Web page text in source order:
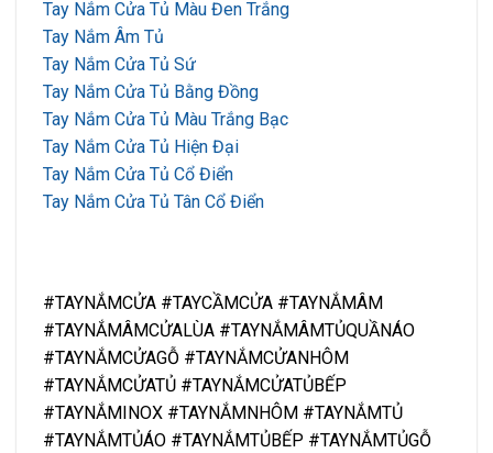
Tay Nắm Cửa Tủ Màu Đen Trắng
Tay Nắm Âm Tủ
Tay Nắm Cửa Tủ Sứ
Tay Nắm Cửa Tủ Bằng Đồng
Tay Nắm Cửa Tủ Màu Trắng Bạc
Tay Nắm Cửa Tủ Hiện Đại
Tay Nắm Cửa Tủ Cổ Điển
Tay Nắm Cửa Tủ Tân Cổ Điển
#TAYNẮMCỬA #TAYCẦMCỬA #TAYNẮMÂM
#TAYNẮMÂMCỬALÙA #TAYNẮMÂMTỦQUẦNÁO
#TAYNẮMCỬAGỖ #TAYNẮMCỬANHÔM
#TAYNẮMCỬATỦ #TAYNẮMCỬATỦBẾP
#TAYNẮMINOX #TAYNẮMNHÔM #TAYNẮMTỦ
#TAYNẮMTỦÁO #TAYNẮMTỦBẾP #TAYNẮMTỦGỖ